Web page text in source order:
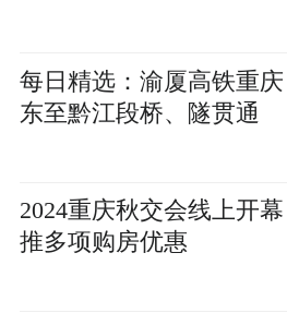
每日精选：渝厦高铁重庆
东至黔江段桥、隧贯通
2024重庆秋交会线上开幕
推多项购房优惠